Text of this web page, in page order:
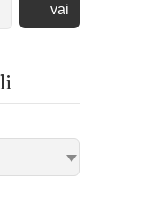
vai